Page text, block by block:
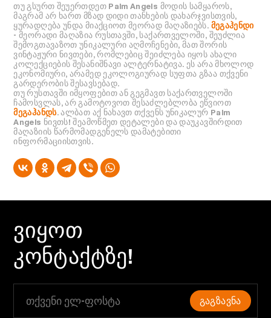
თუ გსურთ შეუერთდეთ Palm Angels მოდის სამყაროს,
მაგრამ არ ხართ მზად დიდი თანხების დახარჯვისთვის,
ყურადღება უნდა მიაქციოთ მეორად მაღაზიებს. მეგაჰენდი
- მეორადი მაღაზია რუსთავში, საქართველოში, შეუძლია
შემოგთავაზოთ უნიკალური აღმოჩენები, მათ შორის
ვინტაჟური ნივთები, რომლებიც შეიძლება იყოს ახალი
კოლექციების შესანიშნავი ალტერნატივა. ეს არა მხოლოდ
ეკონომიური, არამედ ეკოლოგიურად სუფთა გზაა თქვენი
გარდერობის შესავსებად.
თუ რუსთავში იმყოფებით ან გეგმავთ საქართველოში
ჩამოსვლას, არ გამოტოვოთ შესაძლებლობა ეწვიოთ
მეგაჰანდს. ალბათ აქ ნახავთ თქვენს უნიკალურ Palm
Angels ნივთს! შეამოწმეთ დეტალები და დაუკავშირდით
მაღაზიის წარმომადგენელს დამატებითი
ინფორმაციისთვის.
ᲕᲘᲧᲝᲗ
ᲙᲝᲜᲢᲐᲥᲢᲖᲔ!
ᲒᲐᲒᲖᲐᲕᲜᲐ